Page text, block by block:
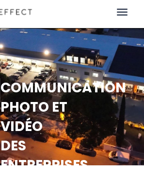
Toggle
COMMUNICATION
PHOTO ET
VIDÉO
DES
ENTREPRISES